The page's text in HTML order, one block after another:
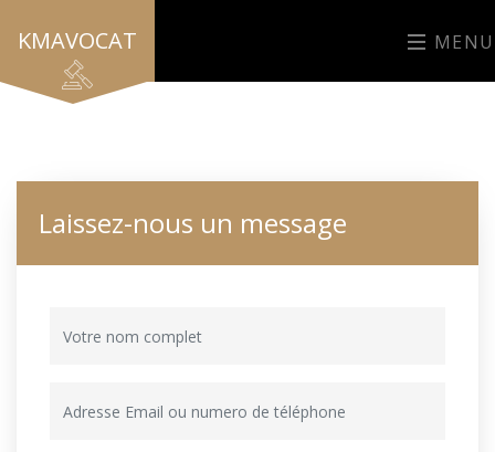
KMAVOCAT MENU
Laissez-nous un message